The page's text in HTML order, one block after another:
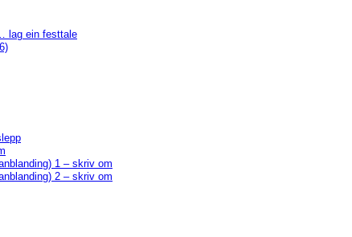
lag ein festtale
1 – skriv om
2 – skriv om